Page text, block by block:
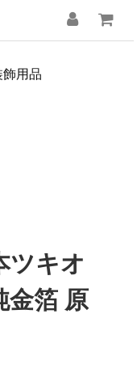
用品
ツキオ
金箔 原